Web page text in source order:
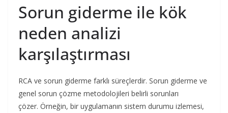
Sorun giderme ile kök
neden analizi
karşılaştırması
RCA ve sorun giderme farklı süreçlerdir. Sorun giderme ve
genel sorun çözme metodolojileri belirli sorunları
çözer. Örneğin, bir uygulamanın sistem durumu izlemesi,